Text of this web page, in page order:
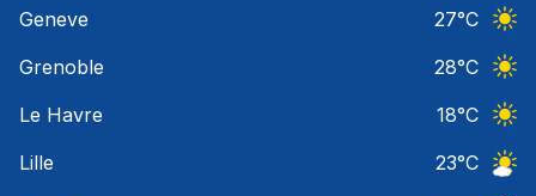
Geneve
27°C
Grenoble
28°C
Le Havre
18°C
Lille
23°C